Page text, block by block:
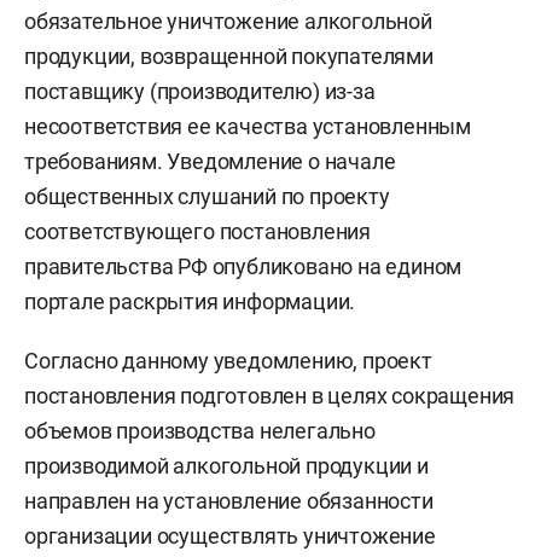
обязательное уничтожение алкогольной
продукции, возвращенной покупателями
поставщику (производителю) из-за
несоответствия ее качества установленным
требованиям. Уведомление о начале
общественных слушаний по проекту
соответствующего постановления
правительства РФ опубликовано на едином
портале раскрытия информации.
Согласно данному уведомлению, проект
постановления подготовлен в целях сокращения
объемов производства нелегально
производимой алкогольной продукции и
направлен на установление обязанности
организации осуществлять уничтожение